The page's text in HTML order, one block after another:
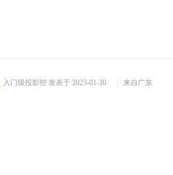
入门级投影控 发表于 2023-01-30 来自广东